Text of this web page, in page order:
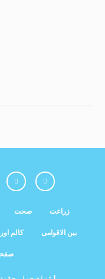
صحت زراعت
کالم اور بین الاقوامی